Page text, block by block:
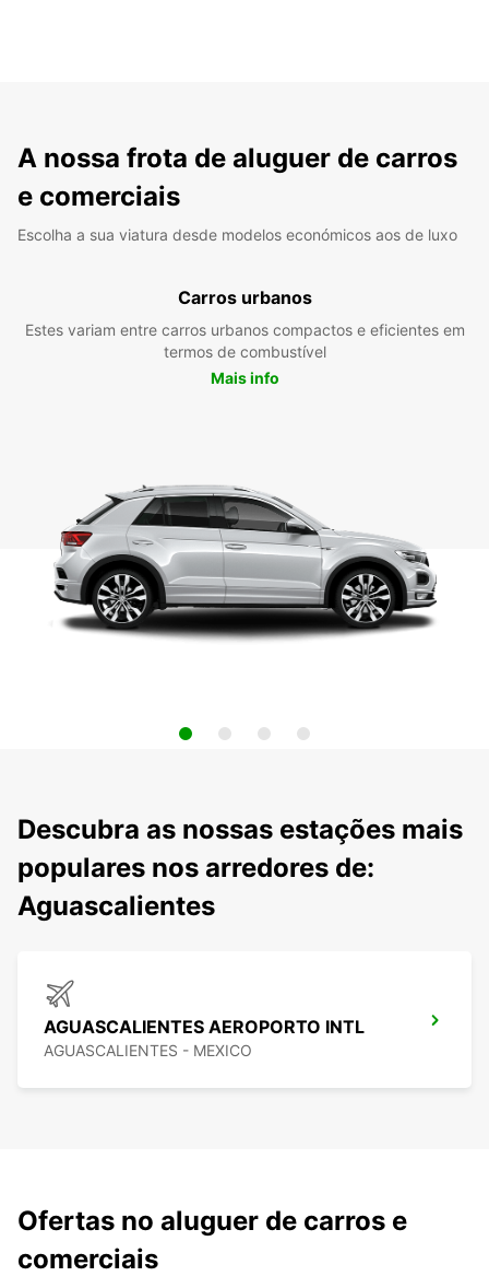
A nossa frota de aluguer de carros
e comerciais
Escolha a sua viatura desde modelos económicos aos de luxo
Carros urbanos
Estes variam entre carros urbanos compactos e eficientes em
termos de combustível
Mais info
Descubra as nossas estações mais
populares nos arredores de:
Aguascalientes
AGUASCALIENTES AEROPORTO INTL
AGUASCALIENTES - MEXICO
Ofertas no aluguer de carros e
comerciais